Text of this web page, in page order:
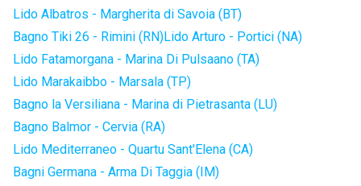
Lido Albatros - Margherita di Savoia (BT)
Bagno Tiki 26 - Rimini (RN)Lido Arturo - Portici (NA)
Lido Fatamorgana - Marina Di Pulsaano (TA)
Lido Marakaibbo - Marsala (TP)
Bagno la Versiliana - Marina di Pietrasanta (LU)
Bagno Balmor - Cervia (RA)
Lido Mediterraneo - Quartu Sant'Elena (CA)
Bagni Germana - Arma Di Taggia (IM)